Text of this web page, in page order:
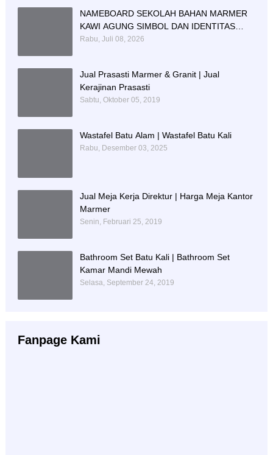
NAMEBOARD SEKOLAH BAHAN MARMER
KAWI AGUNG SIMBOL DAN IDENTITAS
PENDIDIKAN
Rabu, Juli 08, 2026
Jual Prasasti Marmer & Granit | Jual
Kerajinan Prasasti
Sabtu, Oktober 05, 2019
Wastafel Batu Alam | Wastafel Batu Kali
Rabu, Desember 03, 2025
Jual Meja Kerja Direktur | Harga Meja Kantor
Marmer
Senin, Februari 25, 2019
Bathroom Set Batu Kali | Bathroom Set
Kamar Mandi Mewah
Selasa, September 24, 2019
Fanpage Kami